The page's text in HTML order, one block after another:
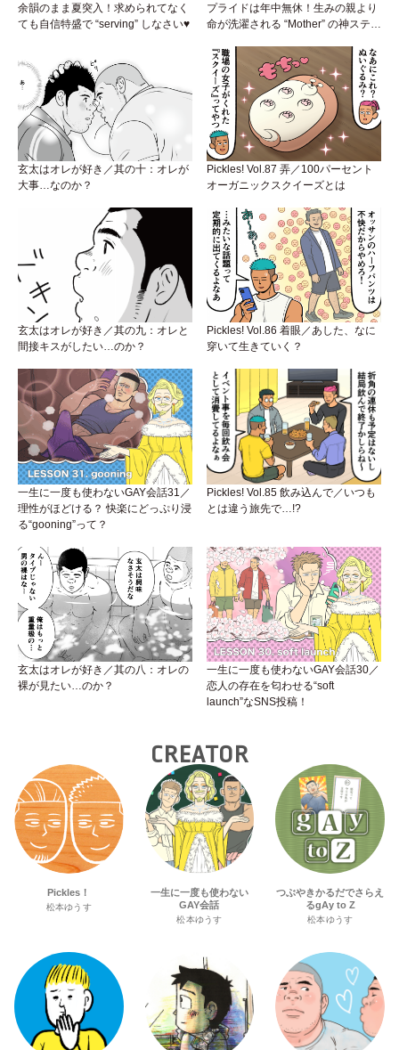
余韻のまま夏突入！求められてなく
ても自信特盛で “serving” しなさい♥
プライドは年中無休！生みの親より
命が洗濯される “Mother” の神ステー
玄太はオレが好き／其の十：オレが
大事…なのか？
Pickles! Vol.87 弄／100パーセント
オーガニックスクイーズとは
玄太はオレが好き／其の九：オレと
間接キスがしたい…のか？
Pickles! Vol.86 着眼／あした、なに
穿いて生きていく？
一生に一度も使わないGAY会話31／
理性がほどける？ 快楽にどっぷり浸
る“gooning”って？
Pickles! Vol.85 飲み込んで／いつも
とは違う旅先で…!?
玄太はオレが好き／其の八：オレの
裸が見たい…のか？
一生に一度も使わないGAY会話30／
恋人の存在を匂わせる“soft
launch”なSNS投稿！
CREATOR
Pickles！
松本ゆうす
一生に一度も使わない
GAY会話
松本ゆうす
つぶやきかるだでさらえ
るgAy to Z
松本ゆうす